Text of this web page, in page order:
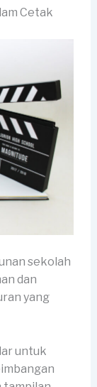
Cetak
sekolah
dan
yang
untuk